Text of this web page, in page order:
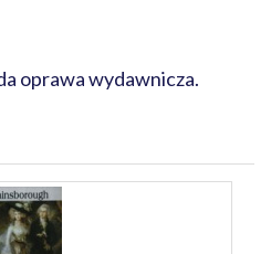
oprawa wydawnicza.